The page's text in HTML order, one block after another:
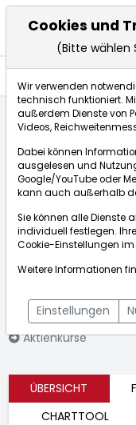
Börse:
O.N.
[WKN: 531350 | ISIN:
DE0005313506]
Aktienkurse
ÜBERSICHT
CHARTTOOL
Cookies und
(Bitte wählen
Wir verwenden
technisch funktioniert.
außerdem Dienste von
Videos,
Dabei können
ausgelesen und
Google/YouTube oder
kann auch außerhalb
Sie können alle Dienste
individuell festlegen.
Cookie-Einstellungen im
Weitere Informationen
Einstellungen